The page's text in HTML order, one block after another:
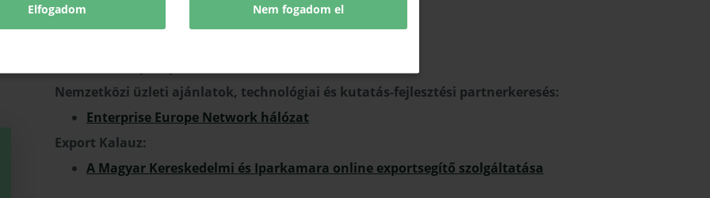
Elfogadom Nem fogadom el
Nemzetközi üzleti ajánlatok, technológiai és kutatás-fejlesztési partnerkeresés:
Enterprise Europe Network hálózat
Export Kalauz:
A Magyar Kereskedelmi és Iparkamara online exportsegítő szolgáltatása